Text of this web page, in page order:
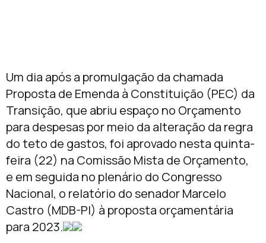
Um dia após a promulgação da chamada
Proposta de Emenda à Constituição (PEC) da
Transição, que abriu espaço no Orçamento
para despesas por meio da alteração da regra
do teto de gastos, foi aprovado nesta quinta-
feira (22) na Comissão Mista de Orçamento,
e em seguida no plenário do Congresso
Nacional, o relatório do senador Marcelo
Castro (MDB-PI) à proposta orçamentária
para 2023.